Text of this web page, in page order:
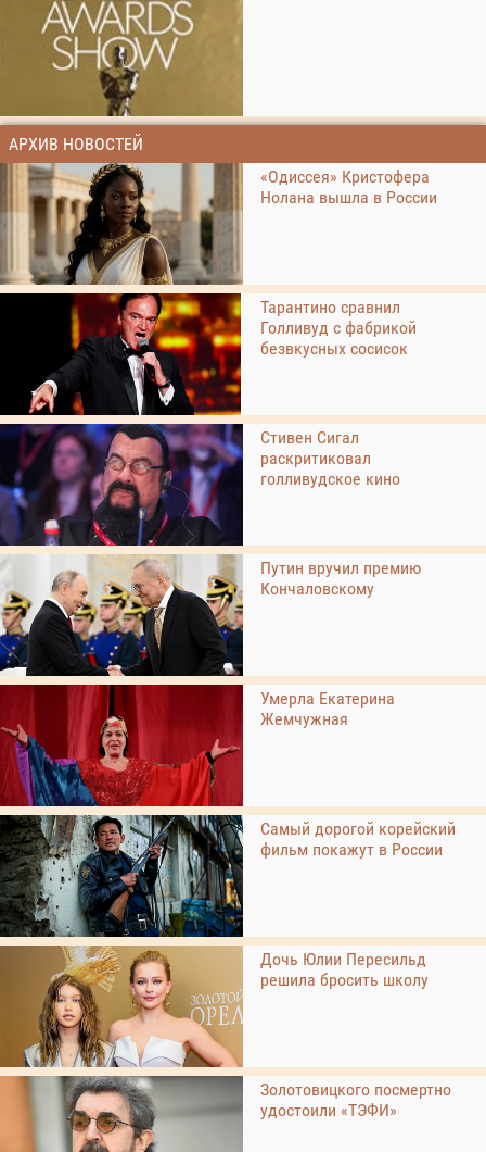
АРХИВ НОВОСТЕЙ
«Одиссея» Кристофера
Нолана вышла в России
Тарантино сравнил
Голливуд с фабрикой
безвкусных сосисок
Стивен Сигал
раскритиковал
голливудское кино
Путин вручил премию
Кончаловскому
Умерла Екатерина
Жемчужная
Самый дорогой корейский
фильм покажут в России
Дочь Юлии Пересильд
решила бросить школу
Золотовицкого посмертно
удостоили «ТЭФИ»